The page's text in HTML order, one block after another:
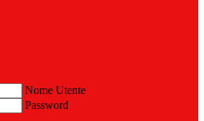
Nome Utente
Password